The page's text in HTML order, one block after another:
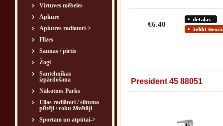
Virtuves mēbeles
Apkure
Apkures radiatori->
Flīzes
Saunas / pirtis
Žogi
Santehnikas
izpārdošana
Nākotnes Parks
Eļļas radiātori / siltuma
pūtēji / roku žāvētāji
Sportam un atpūtai->
€6.40
President 45 88051